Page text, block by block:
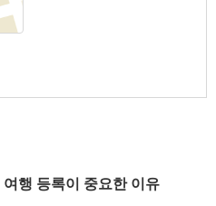
행 등록이 중요한 이유